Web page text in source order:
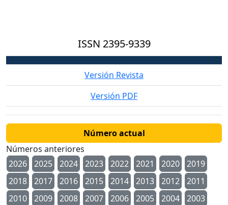
ISSN 2395-9339
Versión Revista
Versión PDF
Número actual
Números anteriores
2026
2025 2024 2023 2022 2021 2020
2019
2018
2017 2016 2015 2014 2013 2012
2011
2010
2009 2008 2007 2006 2005 2004
2003